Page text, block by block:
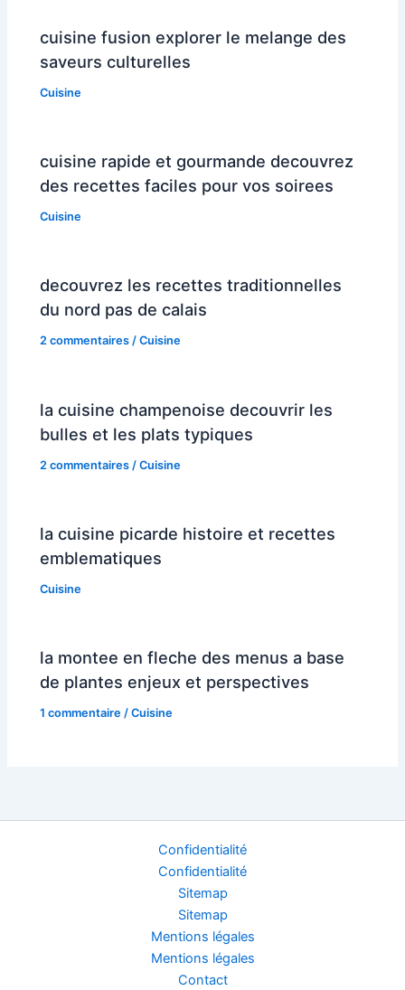
cuisine fusion explorer le melange des
saveurs culturelles
Cuisine
cuisine rapide et gourmande decouvrez
des recettes faciles pour vos soirees
Cuisine
decouvrez les recettes traditionnelles
du nord pas de calais
2 commentaires /Cuisine
la cuisine champenoise decouvrir les
bulles et les plats typiques
2 commentaires /Cuisine
la cuisine picarde histoire et recettes
emblematiques
Cuisine
la montee en fleche des menus a base
de plantes enjeux et perspectives
1 commentaire /Cuisine
Confidentialité
Confidentialité
Sitemap
Sitemap
Mentions légales
Mentions légales
Contact